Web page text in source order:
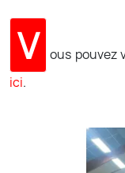
V
ous pouvez
ici.